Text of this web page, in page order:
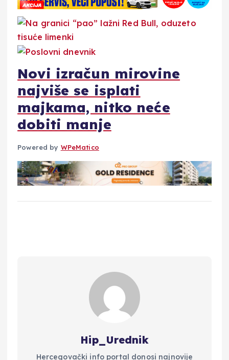
Novi izračun mirovine
najviše se isplati
majkama, nitko neće
dobiti manje
Powered by WPeMatico
Hip_Urednik
Hercegovački info portal donosi najnovije